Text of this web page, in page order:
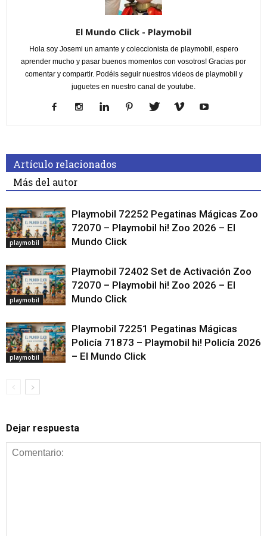
El Mundo Click - Playmobil
Hola soy Josemi un amante y coleccionista de playmobil, espero
aprender mucho y pasar buenos momentos con vosotros! Gracias por
comentar y compartir. Podéis seguir nuestros videos de playmobil y
juguetes en nuestro canal de youtube.
Artículo relacionados
Más del autor
playmobil
Playmobil 72252 Pegatinas Mágicas Zoo
72070 – Playmobil hi! Zoo 2026 – El
Mundo Click
playmobil
Playmobil 72402 Set de Activación Zoo
72070 – Playmobil hi! Zoo 2026 – El
Mundo Click
playmobil
Playmobil 72251 Pegatinas Mágicas
Policía 71873 – Playmobil hi! Policía 2026
– El Mundo Click
Dejar respuesta